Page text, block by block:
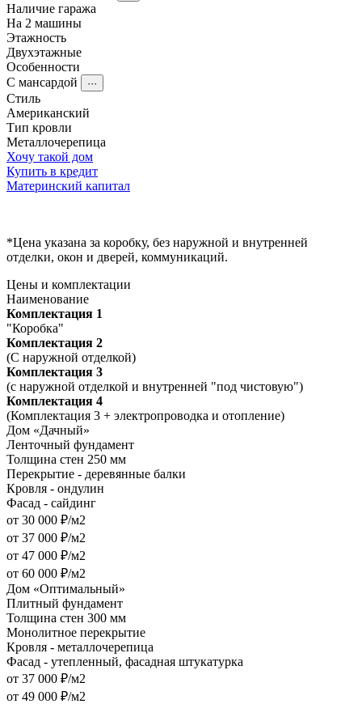
Наличие гаража
На 2 машины
Этажность
Двухэтажные
Особенности
С мансардой
···
Стиль
Американский
Тип кровли
Металлочерепица
Хочу такой дом
Купить в кредит
Материнский капитал
*Цена указана за коробку, без наружной и внутренней
отделки, окон и дверей, коммуникаций.
Цены и комплектации
Наименование
Комплектация 1
"Коробка"
Комплектация 2
(С наружной отделкой)
Комплектация 3
(с наружной отделкой и внутренней "под чистовую")
Комплектация 4
(Комплектация 3 + электропроводка и отопление)
Дом «Дачный»
Ленточный фундамент
Толщина стен 250 мм
Перекрытие - деревянные балки
Кровля - ондулин
Фасад - сайдинг
от 30 000 ₽/м2
от 37 000 ₽/м2
от 47 000 ₽/м2
от 60 000 ₽/м2
Дом «Оптимальный»
Плитный фундамент
Толщина стен 300 мм
Монолитное перекрытие
Кровля - металлочерепица
Фасад - утепленный, фасадная штукатурка
от 37 000 ₽/м2
от 49 000 ₽/м2